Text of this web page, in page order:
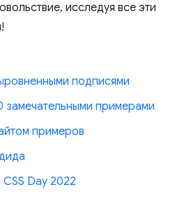
исследуя все эти
подписями
примерами
примеров
Day 2022